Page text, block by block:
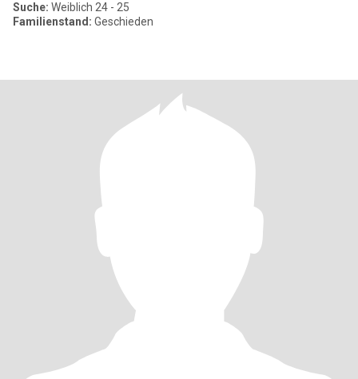
Suche: Weiblich 24 - 25
Familienstand: Geschieden